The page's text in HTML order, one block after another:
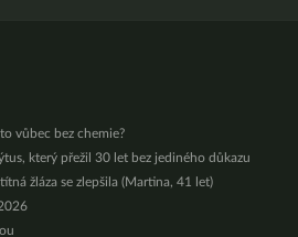
vůbec bez chemie?
který přežil 30 let bez jediného důkazu
žláza se zlepšila (Martina, 41 let)